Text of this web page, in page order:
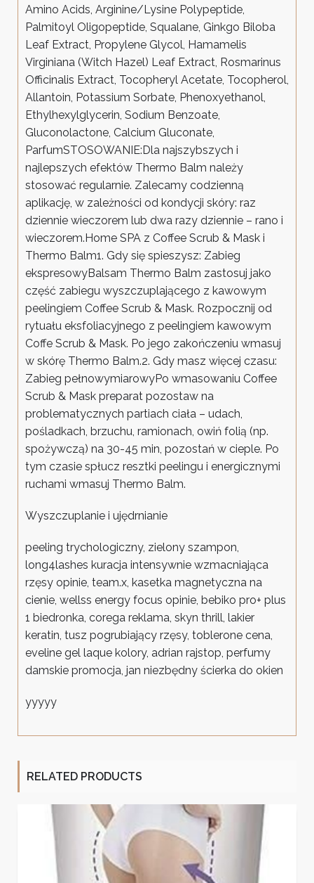
Amino Acids, Arginine/Lysine Polypeptide,
Palmitoyl Oligopeptide, Squalane, Ginkgo Biloba
Leaf Extract, Propylene Glycol, Hamamelis
Virginiana (Witch Hazel) Leaf Extract, Rosmarinus
Officinalis Extract, Tocopheryl Acetate, Tocopherol,
Allantoin, Potassium Sorbate, Phenoxyethanol,
Ethylhexylglycerin, Sodium Benzoate,
Gluconolactone, Calcium Gluconate,
ParfumSTOSOWANIE:Dla najszybszych i
najlepszych efektów Thermo Balm należy
stosować regularnie. Zalecamy codzienną
aplikację, w zależności od kondycji skóry: raz
dziennie wieczorem lub dwa razy dziennie – rano i
wieczorem.Home SPA z Coffee Scrub & Mask i
Thermo Balm1. Gdy się spieszysz: Zabieg
ekspresowyBalsam Thermo Balm zastosuj jako
część zabiegu wyszczuplającego z kawowym
peelingiem Coffee Scrub & Mask. Rozpocznij od
rytuału eksfoliacyjnego z peelingiem kawowym
Coffe Scrub & Mask. Po jego zakończeniu wmasuj
w skórę Thermo Balm.2. Gdy masz więcej czasu:
Zabieg pełnowymiarowyPo wmasowaniu Coffee
Scrub & Mask preparat pozostaw na
problematycznych partiach ciała – udach,
pośladkach, brzuchu, ramionach, owiń folią (np.
spożywczą) na 30-45 min, pozostań w cieple. Po
tym czasie spłucz resztki peelingu i energicznymi
ruchami wmasuj Thermo Balm.
Wyszczuplanie i ujędrnianie
peeling trychologiczny, zielony szampon,
long4lashes kuracja intensywnie wzmacniająca
rzęsy opinie, team.x, kasetka magnetyczna na
cienie, wellss energy focus opinie, bebiko pro+ plus
1 biedronka, corega reklama, skyn thrill, lakier
keratin, tusz pogrubiający rzęsy, toblerone cena,
eveline gel laque kolory, adrian rajstop, perfumy
damskie promocja, jan niezbędny ścierka do okien
yyyyy
RELATED PRODUCTS